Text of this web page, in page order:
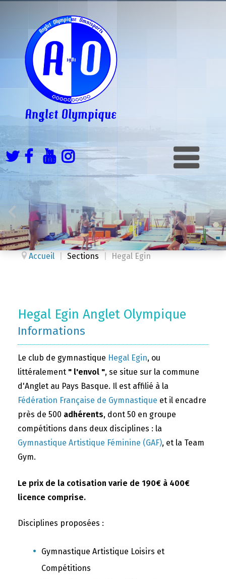
Accueil Sections Hegal Egin
Hegal Egin Anglet Olympique
Informations
Le club de gymnastique Hegal Egin, ou
littéralement " l'envol ", se situe sur la commune
d'Anglet au Pays Basque. Il est affilié à la
Fédération Française de Gymnastique et il encadre
près de 500 adhérents, dont 50 en groupe
compétitions dans deux disciplines : la
Gymnastique Artistique Féminine (GAF), et la Team
Gym.
Le prix de la cotisation varie de 190€ à 400€
licence comprise.
Disciplines proposées :
Gymnastique Artistique Loisirs et
Compétitions